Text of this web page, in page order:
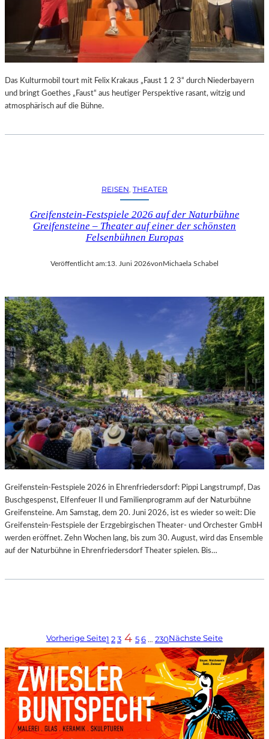
Das Kulturmobil tourt mit Felix Krakaus „Faust 1 2 3“ durch Niederbayern
und bringt Goethes „Faust“ aus heutiger Perspektive rasant, witzig und
atmosphärisch auf die Bühne.
REISEN, THEATER
Greifenstein-Festspiele 2026 auf der Naturbühne
Greifensteine – Theater auf einer der schönsten
Felsenbühnen Europas
Veröffentlicht am:13. Juni 2026von Michaela Schabel
Greifenstein-Festspiele 2026 in Ehrenfriedersdorf: Pippi Langstrumpf, Das
Buschgespenst, Elfenfeuer II und Familienprogramm auf der Naturbühne
Greifensteine. Am Samstag, dem 20. Juni 2026, ist es wieder so weit: Die
Greifenstein-Festspiele der Erzgebirgischen Theater- und Orchester GmbH
werden eröffnet. Zehn Wochen lang, bis zum 30. August, wird das Ensemble
auf der Naturbühne in Ehrenfriedersdorf Theater spielen. Bis…
Vorherige Seite1 23 4 56… 230Nächste Seite